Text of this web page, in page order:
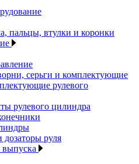
пальцы, втулки и коронки
серьги и комплектующие
рулевого
рулевого цилиндра
дозаторы руля
выпуска